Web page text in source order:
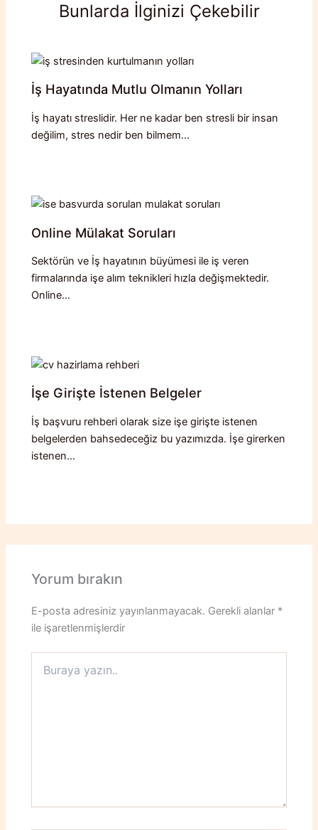
Bunlarda İlginizi Çekebilir
İş Hayatında Mutlu Olmanın Yolları
İş hayatı streslidir. Her ne kadar ben stresli bir insan
değilim, stres nedir ben bilmem…
Online Mülakat Soruları
Sektörün ve İş hayatının büyümesi ile iş veren
firmalarında işe alım teknikleri hızla değişmektedir.
Online…
İşe Girişte İstenen Belgeler
İş başvuru rehberi olarak size işe girişte istenen
belgelerden bahsedeceğiz bu yazımızda. İşe girerken
istenen…
Yorum bırakın
E-posta adresiniz yayınlanmayacak. Gerekli alanlar *
ile işaretlenmişlerdir
yazın..